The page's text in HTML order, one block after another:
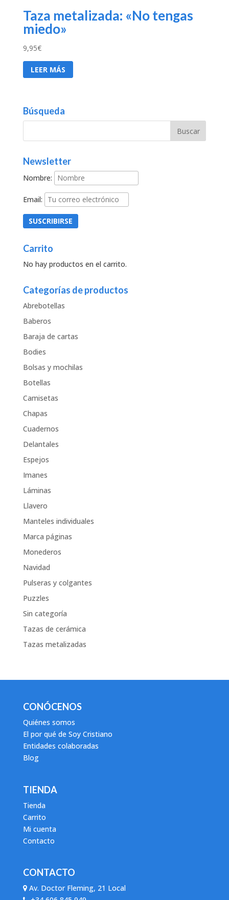
Taza metalizada: «No tengas
miedo»
9,95€
LEER MÁS
Búsqueda
Newsletter
Nombre:
Email:
Carrito
No hay productos en el carrito.
Categorías de productos
Abrebotellas
Baberos
Baraja de cartas
Bodies
Bolsas y mochilas
Botellas
Camisetas
Chapas
Cuadernos
Delantales
Espejos
Imanes
Láminas
Llavero
Manteles individuales
Marca páginas
Monederos
Navidad
Pulseras y colgantes
Puzzles
Sin categoría
Tazas de cerámica
Tazas metalizadas
CONÓCENOS
Quiénes somos
El por qué de Soy Cristiano
Entidades colaboradas
Blog
TIENDA
Tienda
Carrito
Mi cuenta
Contacto
CONTACTO
Av. Doctor Fleming, 21 Local